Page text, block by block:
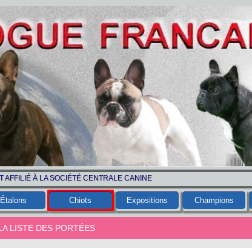
À LA SOCIÉTÉ CENTRALE CANINE
Étalons Chiots Expositions Champions
LISTE DES PORTÉES